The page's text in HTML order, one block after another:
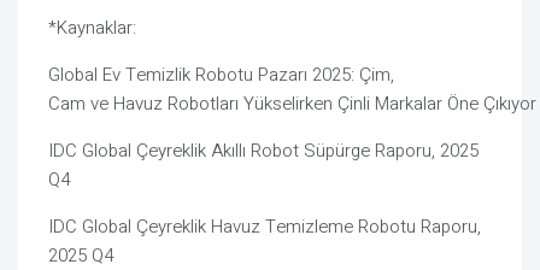
*Kaynaklar:
Global EvTemizlik Robotu Pazarı 2025: Çim,
Cam ve Havuz Robotları Yükselirken Çinli Markalar Öne Çıkıyor
IDC Global ÇeyreklikAkıllı Robot Süpürge Raporu, 2025
Q4
IDC Global Çeyreklik HavuzTemizleme Robotu Raporu,
2025 Q4